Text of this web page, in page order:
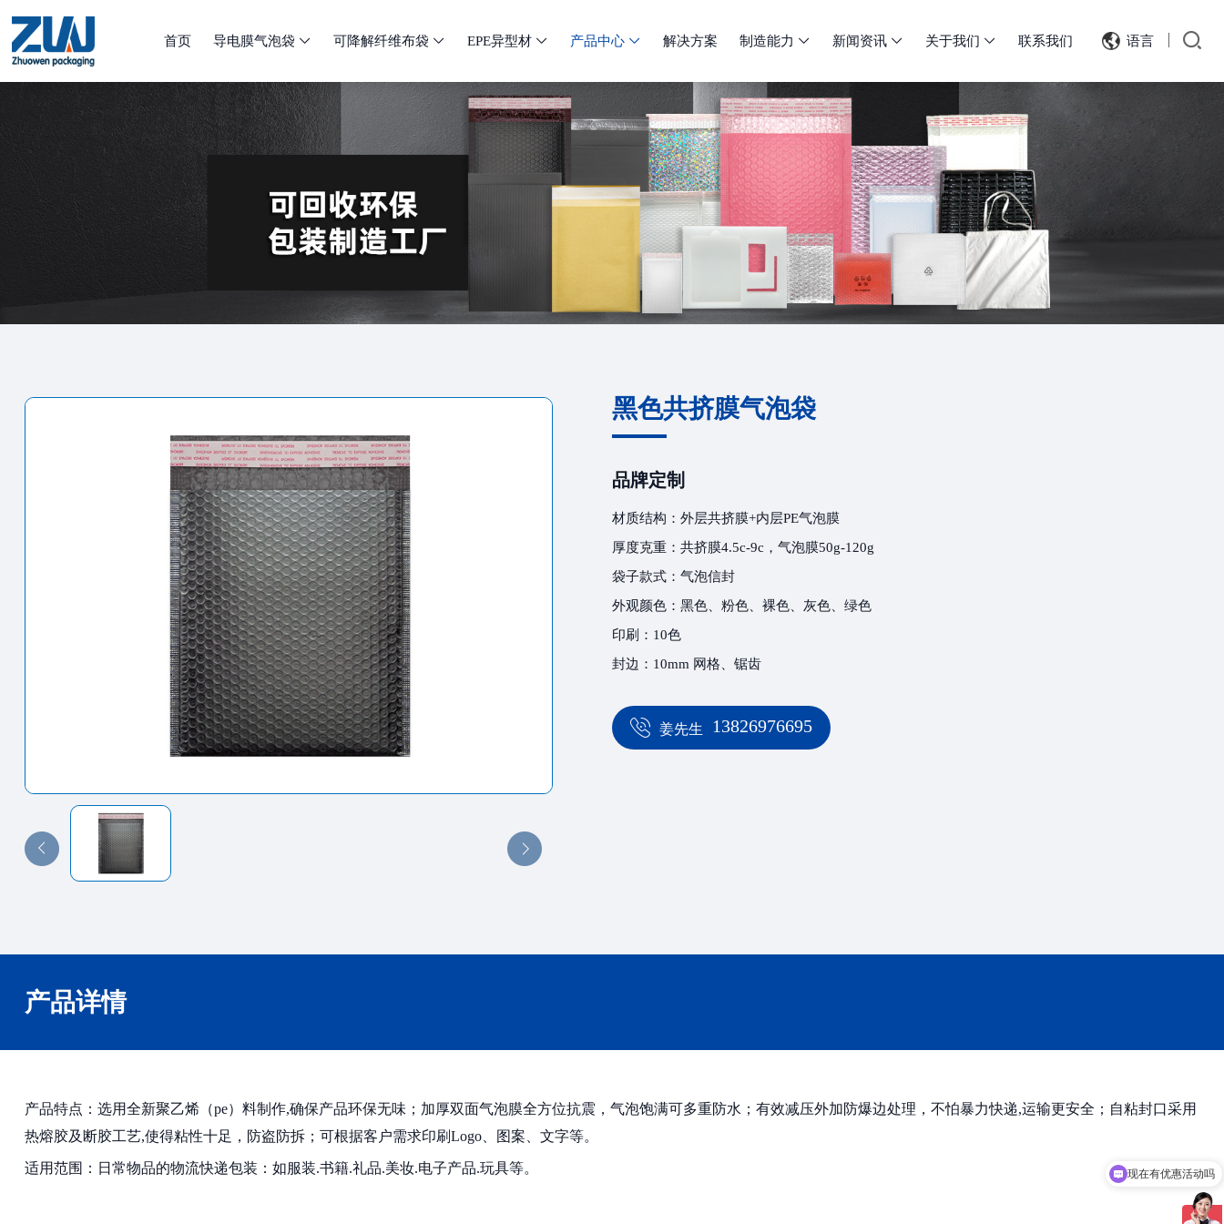
首页 导电膜气泡袋  可降解纤维布袋  EPE异型材  产品中心  解决方案 制造能力  新闻资讯  关于我们  联系我们 语言
黑色共挤膜气泡袋
品牌定制
材质结构：外层共挤膜+内层PE气泡膜
厚度克重：共挤膜4.5c-9c，气泡膜50g-120g
袋子款式：气泡信封
外观颜色：黑色、粉色、裸色、灰色、绿色
印刷：10色
封边：10mm 网格、锯齿
13826976695
姜先生
产品详情
产品特点：选用全新聚乙烯（pe）料制作,确保产品环保无味；加厚双面气泡膜全方位抗震，气泡饱满可多重防水；有效减压外加防爆边处理，不怕暴力快递,运输更安全；自粘封口采用
热熔胶及断胶工艺,使得粘性十足，防盗防拆；可根据客户需求印刷Logo、图案、文字等。
适用范围：日常物品的物流快递包装：如服装.书籍.礼品.美妆.电子产品.玩具等。 现在有优惠活动吗